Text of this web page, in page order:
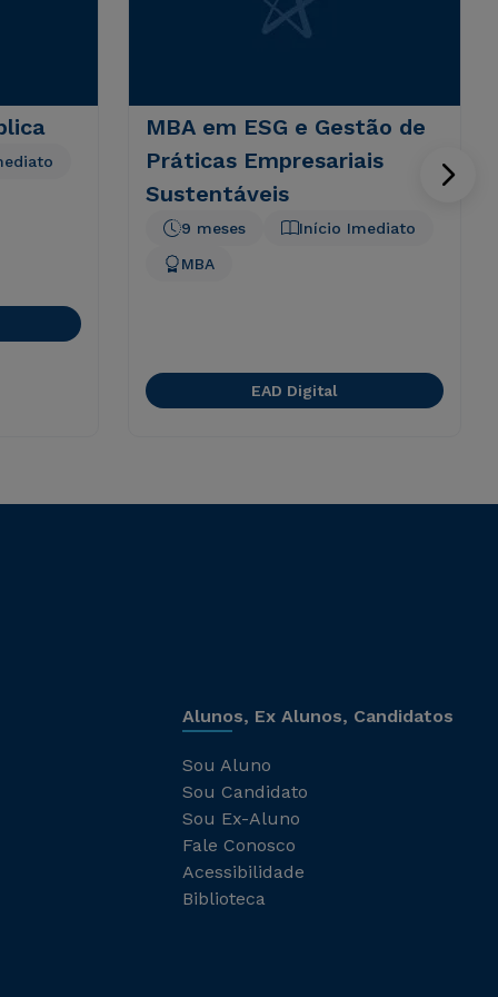
MBA em ESG e Gestão de
Práticas Empresariais
Sustentáveis
Início Imediato
9 meses
MBA
EAD Digital
Alunos, Ex Alunos, Candidatos
Sou Aluno
Sou Candidato
Sou Ex-Aluno
Fale Conosco
Acessibilidade
Biblioteca